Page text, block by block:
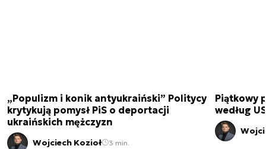
„Populizm i konik antyukraiński” Politycy
krytykują pomysł PiS o deportacji
ukraińskich mężczyzn
Wojciech Kozioł 3 min.
Piątkowy
według